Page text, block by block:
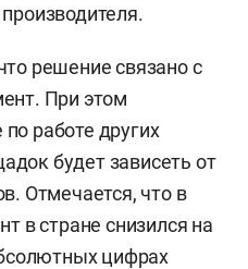
решение связано с
При этом
работе других
будет зависеть от
Отмечается, что в
в стране снизился на
цифрах